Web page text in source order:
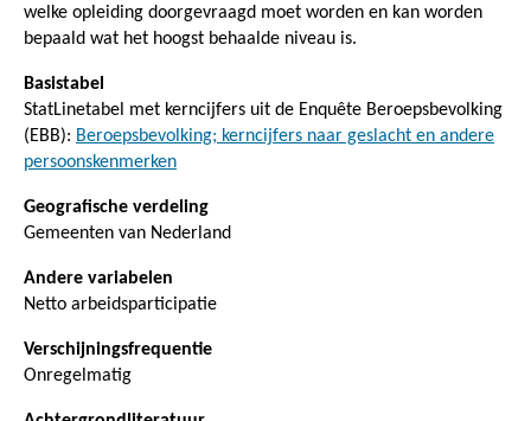
welke opleiding doorgevraagd moet worden en kan worden
bepaald wat het hoogst behaalde niveau is.
Basistabel
StatLinetabel met kerncijfers uit de Enquête Beroepsbevolking
(EBB): Beroepsbevolking; kerncijfers naar geslacht en andere
persoonskenmerken
Geografische verdeling
Gemeenten van Nederland
Andere variabelen
Netto arbeidsparticipatie
Verschijningsfrequentie
Onregelmatig